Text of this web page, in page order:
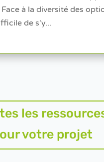
à la diversité des
de s'y...
les
votre projet